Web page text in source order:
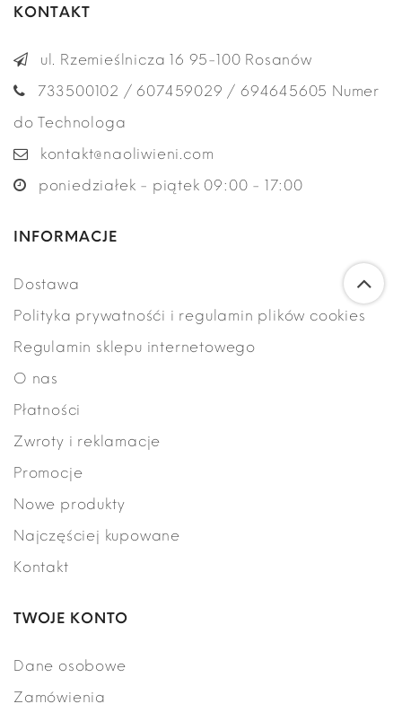
KONTAKT
ul. Rzemieślnicza 16 95-100 Rosanów
733500102 / 607459029 / 694645605 Numer
do Technologa
kontakt@naoliwieni.com
poniedziałek - piątek 09:00 - 17:00
INFORMACJE
Dostawa
Polityka prywatnośći i regulamin plików cookies
Regulamin sklepu internetowego
O nas
Płatności
Zwroty i reklamacje
Promocje
Nowe produkty
Najczęściej kupowane
Kontakt
TWOJE KONTO
Dane osobowe
Zamówienia